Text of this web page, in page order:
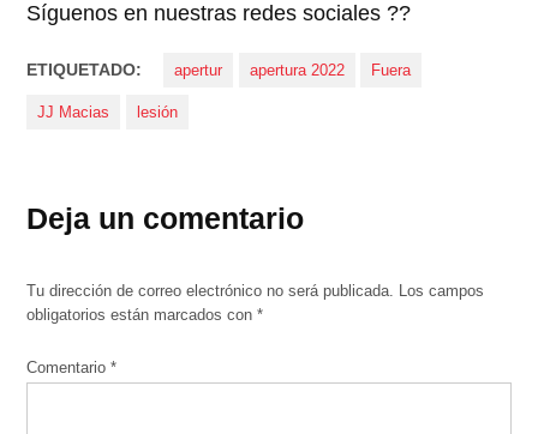
Síguenos en nuestras redes sociales ??
ETIQUETADO: apertur apertura 2022 Fuera
JJ Macias lesión
Deja un comentario
Tu dirección de correo electrónico no será publicada.
Los campos
obligatorios están marcados con*
Comentario*